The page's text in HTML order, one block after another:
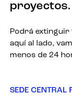
proyectos.
Podrá extinguir
aquí al lado,
menos de 24
SEDE CENTRAL